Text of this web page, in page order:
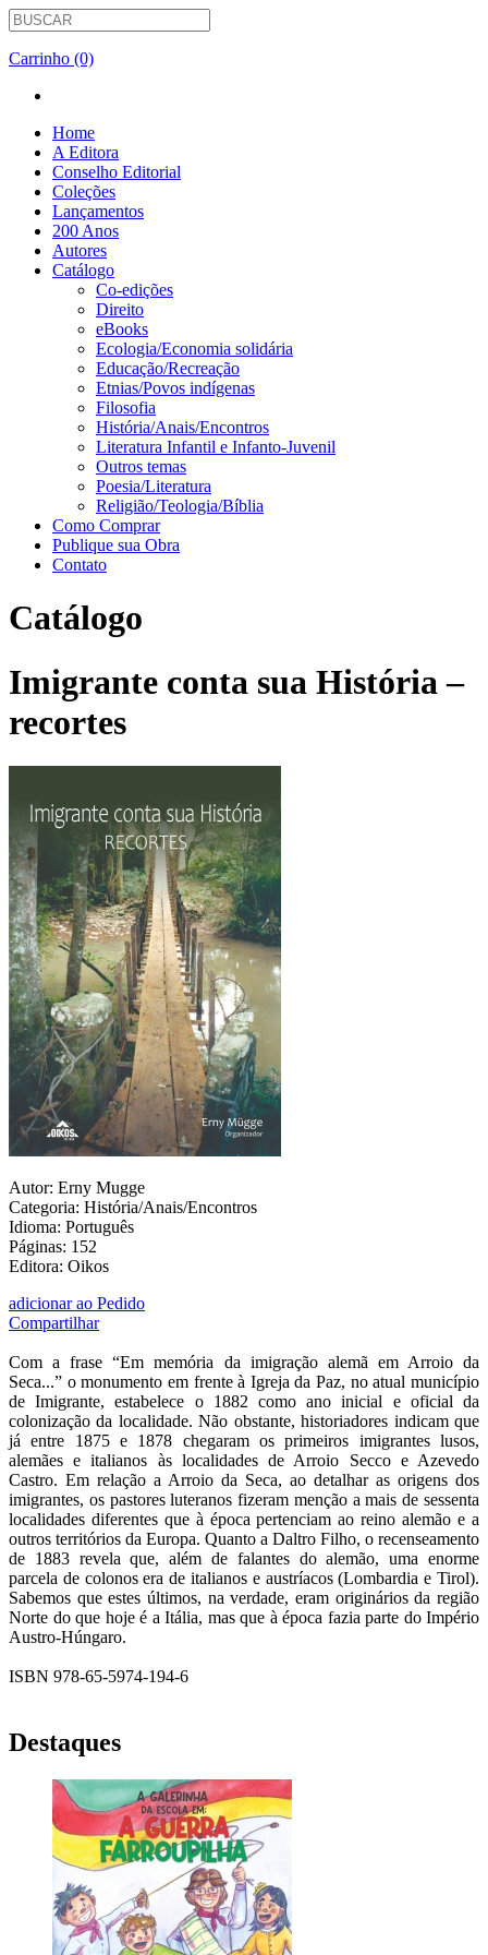
Carrinho (0)
Home
A Editora
Conselho Editorial
Coleções
Lançamentos
200 Anos
Autores
Catálogo
Co-edições
Direito
eBooks
Ecologia/Economia solidária
Educação/Recreação
Etnias/Povos indígenas
Filosofia
História/Anais/Encontros
Literatura Infantil e Infanto-Juvenil
Outros temas
Poesia/Literatura
Religião/Teologia/Bíblia
Como Comprar
Publique sua Obra
Contato
Catálogo
Imigrante conta sua História –
recortes
Autor: Erny Mugge
Categoria: História/Anais/Encontros
Idioma: Português
Páginas: 152
Editora: Oikos
adicionar ao Pedido
Compartilhar
Com a frase “Em memória da imigração alemã em Arroio da
Seca...” o monumento em frente à Igreja da Paz, no atual município
de Imigrante, estabelece o 1882 como ano inicial e oficial da
colonização da localidade. Não obstante, historiadores indicam que
já entre 1875 e 1878 chegaram os primeiros imigrantes lusos,
alemães e italianos às localidades de Arroio Secco e Azevedo
Castro. Em relação a Arroio da Seca, ao detalhar as origens dos
imigrantes, os pastores luteranos fizeram menção a mais de sessenta
localidades diferentes que à época pertenciam ao reino alemão e a
outros territórios da Europa. Quanto a Daltro Filho, o recenseamento
de 1883 revela que, além de falantes do alemão, uma enorme
parcela de colonos era de italianos e austríacos (Lombardia e Tirol).
Sabemos que estes últimos, na verdade, eram originários da região
Norte do que hoje é a Itália, mas que à época fazia parte do Império
Austro-Húngaro.
ISBN 978-65-5974-194-6
Destaques